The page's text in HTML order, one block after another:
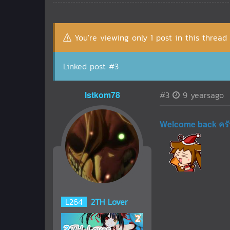
You're viewing only 1 post in this
Linked post #3
lstkom78
L264 2TH Lover
#3 9 yearsago
Welcome back ค